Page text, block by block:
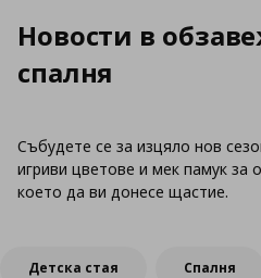
Новости в
спалня
Събудете се за изцяло нов
игриви цветове и мек памук за
което да ви донесе щастие.
Детска стая Спалня